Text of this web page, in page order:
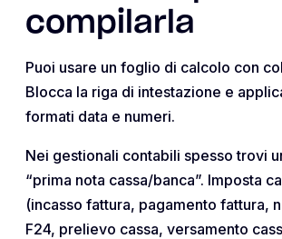
compilarla
Puoi usare un foglio di calcolo con
Blocca la riga di intestazione e
formati data e numeri.
Nei gestionali contabili spesso trovi
“prima nota cassa/banca”. Imposta
(incasso fattura, pagamento fattura,
F24, prelievo cassa, versamento